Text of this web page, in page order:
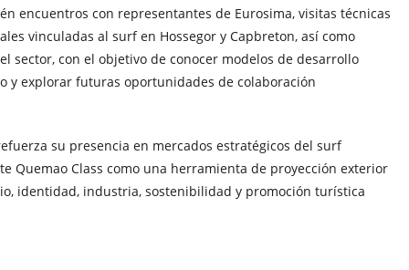
encuentros con representantes de Eurosima, visitas técnicas
vinculadas al surf en Hossegor y Capbreton, así como
sector, con el objetivo de conocer modelos de desarrollo
y explorar futuras oportunidades de colaboración
su presencia en mercados estratégicos del surf
Quemao Class como una herramienta de proyección exterior
identidad, industria, sostenibilidad y promoción turística